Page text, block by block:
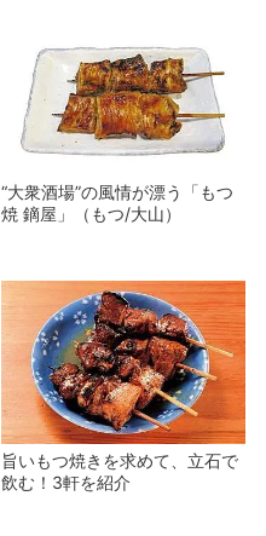
“大衆酒場”の風情が漂う「もつ
焼 鏑屋」（もつ/大山）
旨いもつ焼きを求めて、立石で
飲む！3軒を紹介